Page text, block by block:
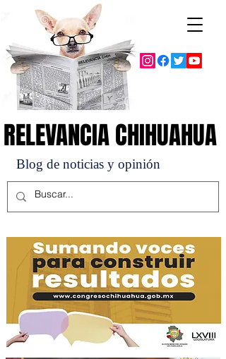
Blog de noticias y opinión
RELEVANCIA CHIHUAHUA
RELEVANCIA CHIHUAHUA